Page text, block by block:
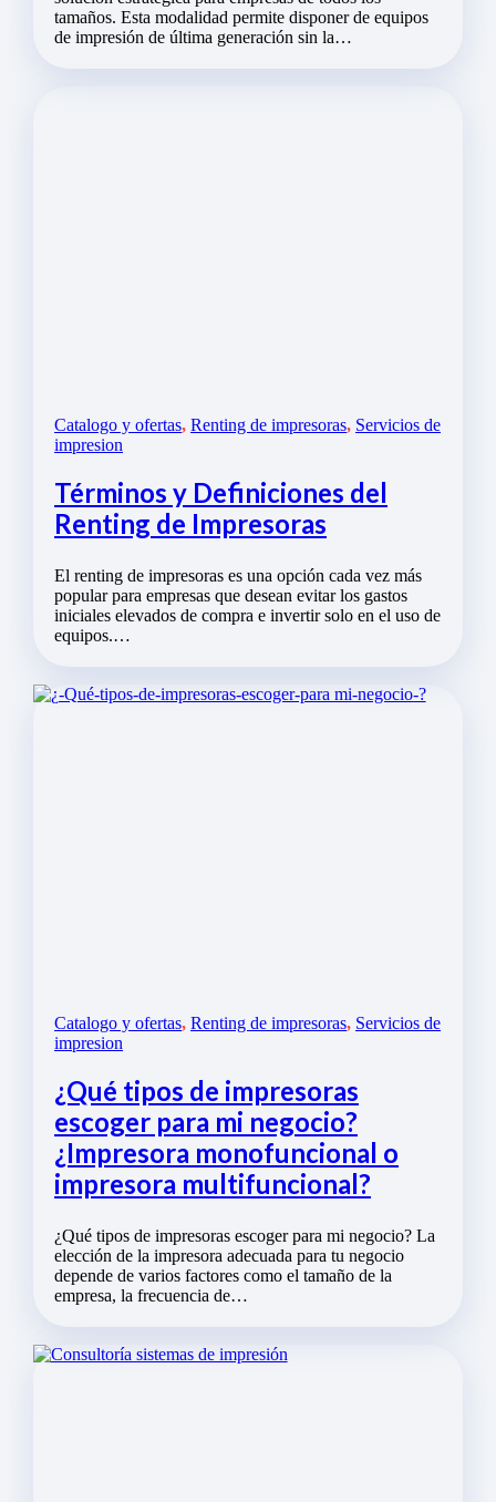
tamaños. Esta modalidad permite disponer de equipos
de impresión de última generación sin la…
Catalogo y ofertas,Renting de impresoras, Servicios de
impresion
Términos y Definiciones del
Renting de Impresoras
El renting de impresoras es una opción cada vez más
popular para empresas que desean evitar los gastos
iniciales elevados de compra e invertir solo en el uso de
equipos.…
Catalogo y ofertas,Renting de impresoras, Servicios de
impresion
¿Qué tipos de impresoras
escoger para mi negocio?
¿Impresora monofuncional o
impresora multifuncional?
¿Qué tipos de impresoras escoger para mi negocio? La
elección de la impresora adecuada para tu negocio
depende de varios factores como el tamaño de la
empresa, la frecuencia de…